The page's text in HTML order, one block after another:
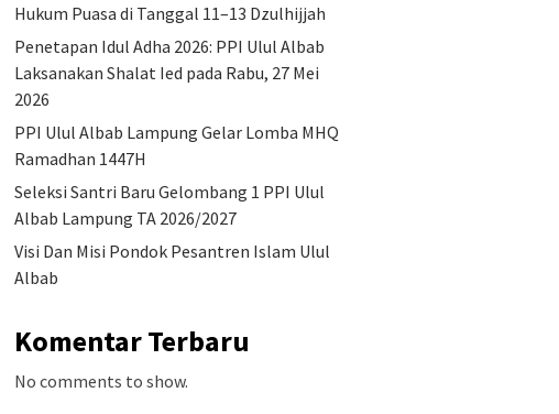
Hukum Puasa di Tanggal 11–13 Dzulhijjah
Penetapan Idul Adha 2026: PPI Ulul Albab
Laksanakan Shalat Ied pada Rabu, 27 Mei
2026
PPI Ulul Albab Lampung Gelar Lomba MHQ
Ramadhan 1447H
Seleksi Santri Baru Gelombang 1 PPI Ulul
Albab Lampung TA 2026/2027
Visi Dan Misi Pondok Pesantren Islam Ulul
Albab
Komentar Terbaru
No comments to show.